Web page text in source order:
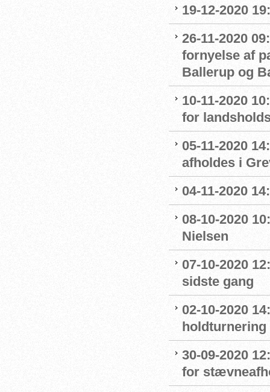
19-12-2020
26-11-2020
fornyelse af
Ballerup og
10-11-2020
for
05-11-2020
afholdes i
04-11-2020
08-10-2020
Nielsen
07-10-2020
sidste gang
02-10-2020
holdturnering
30-09-2020
for